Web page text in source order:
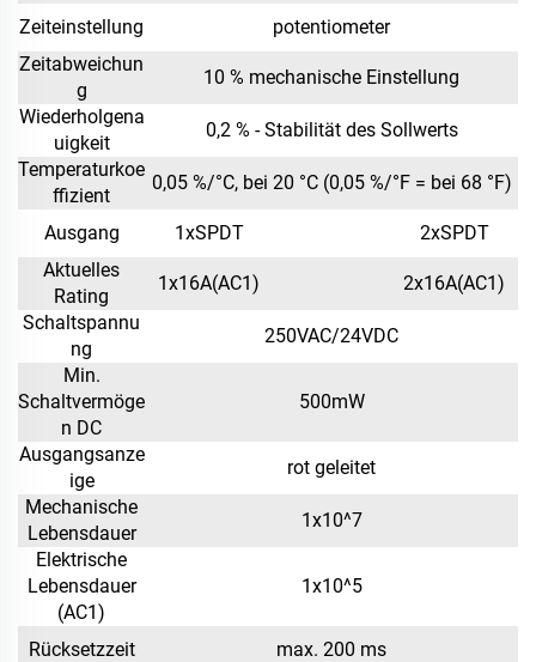
Zeiteinstellung
potentiometer
Zeitabweichun
g
10 % mechanische Einstellung
Wiederholgena
uigkeit
0,2 % - Stabilität des Sollwerts
Temperaturkoe
ffizient
0,05 %/°C, bei 20 °C (0,05 %/°F = bei 68 °F)
Ausgang 1xSPDT
2xSPDT
Aktuelles
Rating
1x16A(AC1)
2x16A(AC1)
Schaltspannu
ng
250VAC/24VDC
Min.
Schaltvermöge
n DC
500mW
Ausgangsanze
ige
rot geleitet
Mechanische
Lebensdauer
1x10^7
Elektrische
Lebensdauer
(AC1)
1x10^5
Rücksetzzeit
max. 200 ms